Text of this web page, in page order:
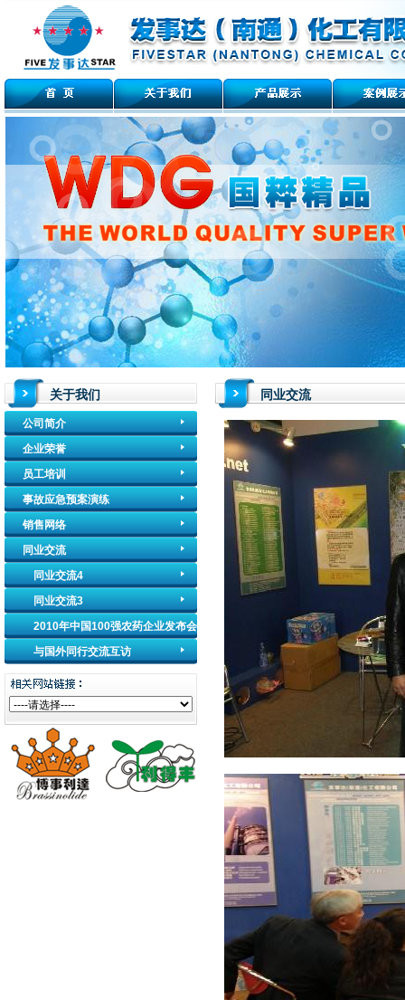
关于我们
公司简介
企业荣誉
员工培训
事故应急预案演练
销售网络
同业交流
同业交流4
同业交流3
2010年中国100强农药企业发布会
与国外同行交流互访
同业交流